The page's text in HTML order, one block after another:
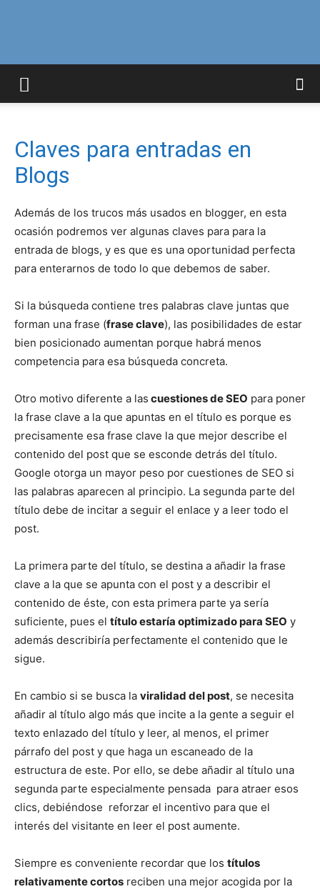
Curiosidades
Mundo
Claves para entradas en
Blogs
Además de los trucos más usados en blogger, en esta
ocasión podremos ver algunas claves para para la
entrada de blogs, y es que es una oportunidad perfecta
para enterarnos de todo lo que debemos de saber.
Si la búsqueda contiene tres palabras clave juntas que
forman una frase (frase clave), las posibilidades de estar
bien posicionado aumentan porque habrá menos
competencia para esa búsqueda concreta.
Otro motivo diferente a las cuestiones de SEO para poner
la frase clave a la que apuntas en el título es porque es
precisamente esa frase clave la que mejor describe el
contenido del post que se esconde detrás del título.
Google otorga un mayor peso por cuestiones de SEO si
las palabras aparecen al principio. La segunda parte del
título debe de incitar a seguir el enlace y a leer todo el
post.
La primera parte del título, se destina a añadir la frase
clave a la que se apunta con el post y a describir el
contenido de éste, con esta primera parte ya sería
suficiente, pues el título estaría optimizado para SEO y
además describiría perfectamente el contenido que le
sigue.
En cambio si se busca la viralidad del post, se necesita
añadir al título algo más que incite a la gente a seguir el
texto enlazado del título y leer, al menos, el primer
párrafo del post y que haga un escaneado de la
estructura de este. Por ello, se debe añadir al título una
segunda parte especialmente pensada para atraer esos
clics, debiéndose reforzar el incentivo para que el
interés del visitante en leer el post aumente.
Siempre es conveniente recordar que los títulos
relativamente cortos reciben una mejor acogida por la